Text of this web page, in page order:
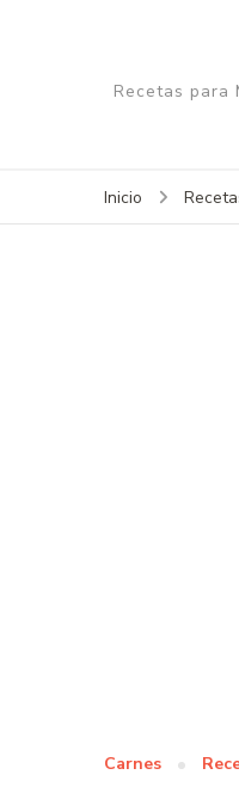
Recetas para
Inicio
Carnes